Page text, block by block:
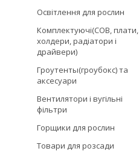
Освітлення для рослин
Комплектуючі(COB, плати,
холдери, радіатори і
драйвери)
Гроутенты(гроубокс) та
аксесуари
Вентилятори і вугільні
фільтри
Горщики для рослин
Товари для розсади